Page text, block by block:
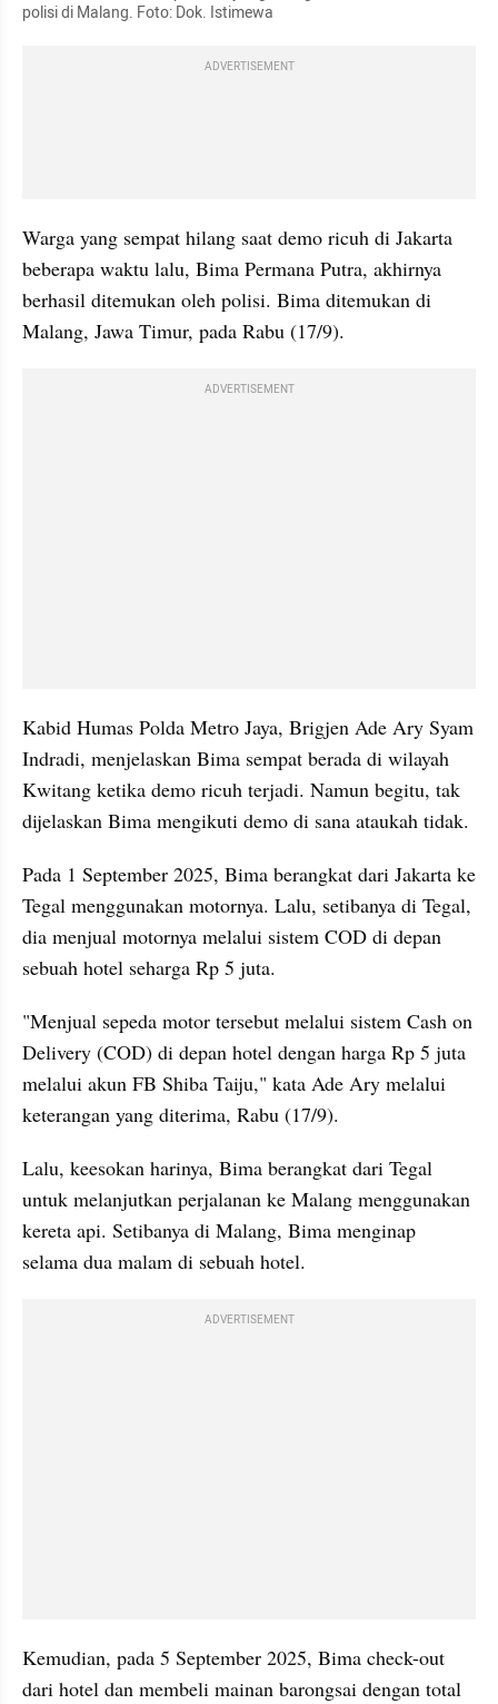
polisi di Malang. Foto: Dok. Istimewa
ADVERTISEMENT
Warga yang sempat hilang saat demo ricuh di Jakarta
beberapa waktu lalu, Bima Permana Putra, akhirnya
berhasil ditemukan oleh polisi. Bima ditemukan di
Malang, Jawa Timur, pada Rabu (17/9).
ADVERTISEMENT
Kabid Humas Polda Metro Jaya, Brigjen Ade Ary Syam
Indradi, menjelaskan Bima sempat berada di wilayah
Kwitang ketika demo ricuh terjadi. Namun begitu, tak
dijelaskan Bima mengikuti demo di sana ataukah tidak.
Pada 1 September 2025, Bima berangkat dari Jakarta ke
Tegal menggunakan motornya. Lalu, setibanya di Tegal,
dia menjual motornya melalui sistem COD di depan
sebuah hotel seharga Rp 5 juta.
"Menjual sepeda motor tersebut melalui sistem Cash on
Delivery (COD) di depan hotel dengan harga Rp 5 juta
melalui akun FB Shiba Taiju," kata Ade Ary melalui
keterangan yang diterima, Rabu (17/9).
Lalu, keesokan harinya, Bima berangkat dari Tegal
untuk melanjutkan perjalanan ke Malang menggunakan
kereta api. Setibanya di Malang, Bima menginap
selama dua malam di sebuah hotel.
ADVERTISEMENT
Kemudian, pada 5 September 2025, Bima check-out
dari hotel dan membeli mainan barongsai dengan total